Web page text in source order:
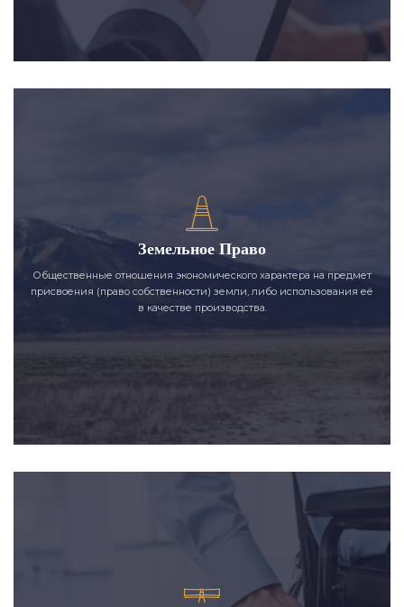
Земельное Право
Общественные отношения экономического характера на предмет
присвоения (право собственности) земли, либо использования её
в качестве производства.